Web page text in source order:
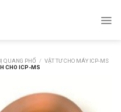
QUANG PHỔ / VẬT TƯ CHO MÁY ICP-MS
CHO ICP-MS